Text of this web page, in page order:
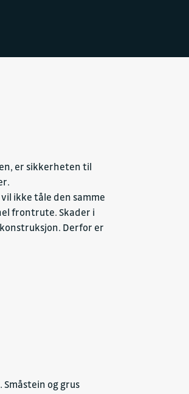
er sikkerheten til
ikke tåle den samme
frontrute. Skader i
Derfor er
og grus